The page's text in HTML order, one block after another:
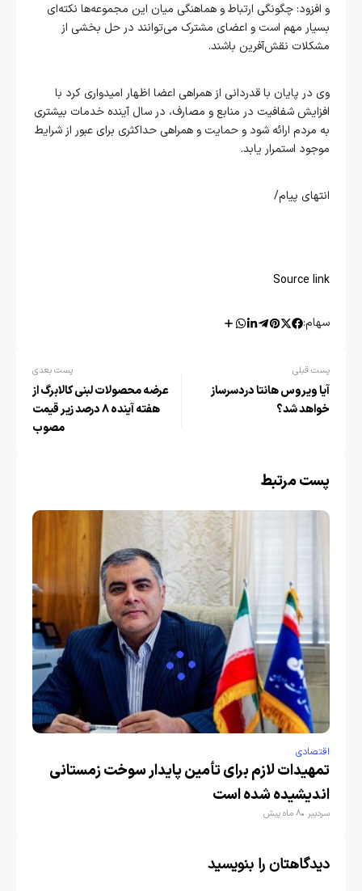
و افزود: چگونگی ارتباط و هماهنگی میان این مجموعه‌ها نکته‌ای
بسیار مهم است و اعضای مشترک می‌توانند در حل بخشی از
مشکلات نقش‌آفرین باشند.
وی در پایان با قدردانی از همراهی اعضا اظهار امیدواری کرد با
افزایش شفافیت در منابع و مصارف، در سال آینده خدمات بیشتری
به مردم ارائه شود و حمایت و همراهی حداکثری برای عبور از شرایط
موجود استمرار یابد.
انتهای پیام/
Source link
سهام:
پست قبلی
آیا ویروس هانتا دردسرساز
خواهد شد؟
پست بعدی
عرضه محصولات لبنی کالابرگ از
هفته آینده ۸ درصد زیر قیمت
مصوب
پست مرتبط
اقتصادی
تمهیدات لازم برای تأمین پایدار سوخت زمستانی
اندیشیده شده است
سردبیر 8 ماه پیش
دیدگاهتان را بنویسید